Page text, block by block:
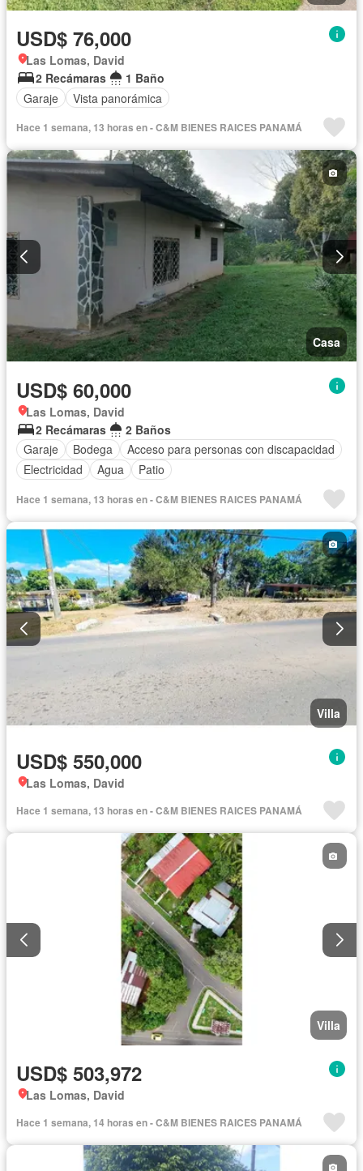
USD$ 76,000
Las Lomas, David
2 Recámaras
1 Baño
Garaje
Vista panorámica
Hace 1 semana, 13 horas en - C&M BIENES RAICES PANAMÁ
Casa
USD$ 60,000
Las Lomas, David
2 Recámaras
2 Baños
Garaje
Bodega
Acceso para personas con discapacidad
Electricidad
Agua Patio
Hace 1 semana, 13 horas en - C&M BIENES RAICES PANAMÁ
Villa
USD$ 550,000
Las Lomas, David
Hace 1 semana, 13 horas en - C&M BIENES RAICES PANAMÁ
Villa
USD$ 503,972
Las Lomas, David
Hace 1 semana, 14 horas en - C&M BIENES RAICES PANAMÁ